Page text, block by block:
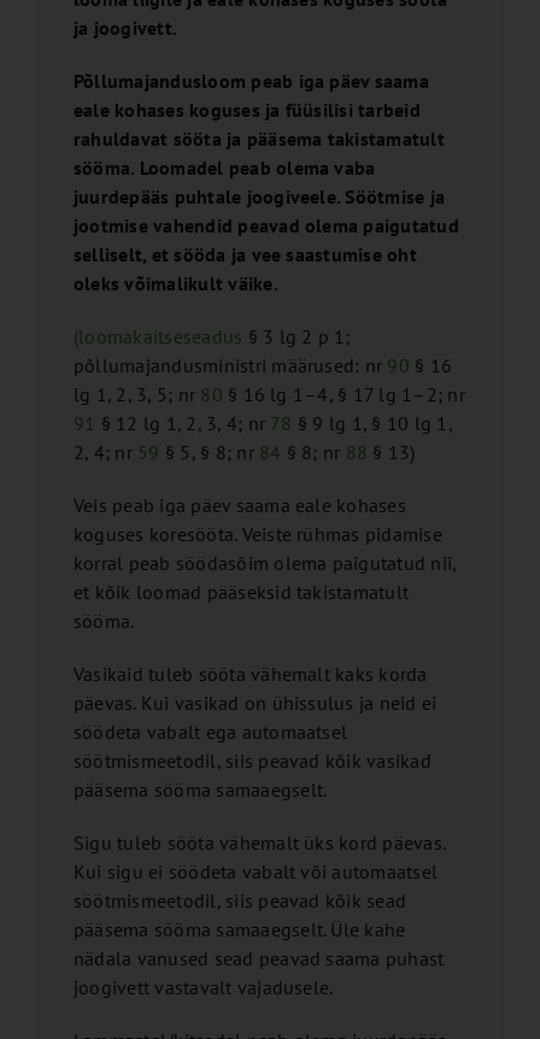
ja joogivett.
Põllumajandusloom peab iga päev saama
eale kohases koguses ja füüsilisi tarbeid
rahuldavat sööta ja pääsema takistamatult
sööma. Loomadel peab olema vaba
juurdepääs puhtale joogiveele. Söötmise ja
jootmise vahendid peavad olema paigutatud
selliselt, et sööda ja vee saastumise oht
oleks võimalikult väike.
(loomakaitseseadus § 3 lg 2 p 1;
põllumajandusministri määrused: nr 90 § 16
lg 1, 2, 3, 5; nr 80 § 16 lg 1–4, § 17 lg 1–2; nr
91 § 12 lg 1, 2, 3, 4; nr 78 § 9 lg 1, § 10 lg 1,
2, 4; nr 59 § 5, § 8; nr 84 § 8; nr 88 § 13)
Veis peab iga päev saama eale kohases
koguses koresööta. Veiste rühmas pidamise
korral peab söödasõim olema paigutatud nii,
et kõik loomad pääseksid takistamatult
sööma.
Vasikaid tuleb sööta vähemalt kaks korda
päevas. Kui vasikad on ühissulus ja neid ei
söödeta vabalt ega automaatsel
söötmismeetodil, siis peavad kõik vasikad
pääsema sööma samaaegselt.
Sigu tuleb sööta vähemalt üks kord päevas.
Kui sigu ei söödeta vabalt või automaatsel
söötmismeetodil, siis peavad kõik sead
pääsema sööma samaaegselt. Üle kahe
nädala vanused sead peavad saama puhast
joogivett vastavalt vajadusele.